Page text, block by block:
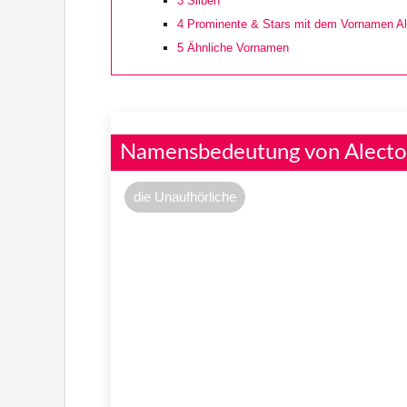
4 Prominente & Stars mit dem Vornamen
5 Ähnliche Vornamen
Namensbedeutung von Alecto
die Unaufhörliche